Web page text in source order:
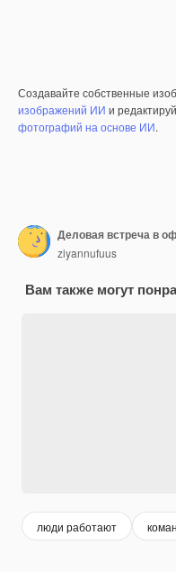
Создавайте собственные
изображений ИИ и
фотографий на основе ИИ.
ziyannufuus
Вам также могут
люди работают